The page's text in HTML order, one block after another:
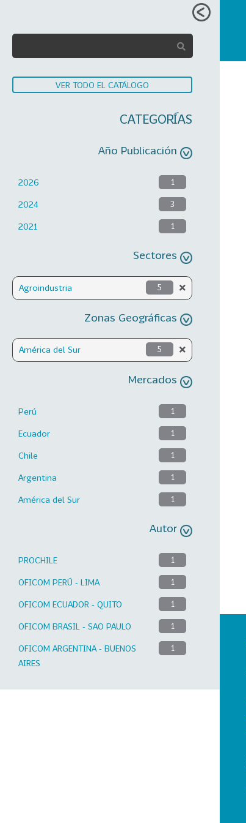
VER TODO EL CATÁLOGO
CATEGORÍAS
Año Publicación
2026 1
2024 3
2021 1
Sectores
Agroindustria 5
Zonas Geográficas
América del Sur 5
Mercados
Perú 1
Ecuador 1
Chile 1
Argentina 1
América del Sur 1
Autor
PROCHILE 1
OFICOM PERÚ - LIMA 1
OFICOM ECUADOR - QUITO 1
OFICOM BRASIL - SAO PAULO 1
OFICOM ARGENTINA - BUENOS
AIRES
1